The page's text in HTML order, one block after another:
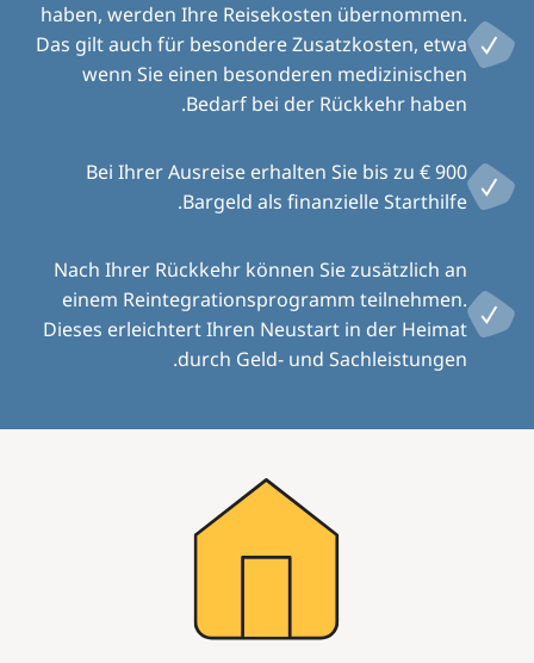
haben, werden Ihre Reisekosten übernommen.
Das gilt auch für besondere Zusatzkosten, etwa
wenn Sie einen besonderen medizinischen
Bedarf bei der Rückkehr haben.
Bei Ihrer Ausreise erhalten Sie bis zu € 900
Bargeld als finanzielle Starthilfe.
Nach Ihrer Rückkehr können Sie zusätzlich an
einem Reintegrationsprogramm teilnehmen.
Dieses erleichtert Ihren Neustart in der Heimat
durch Geld- und Sachleistungen.